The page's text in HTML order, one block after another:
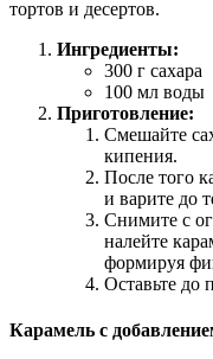
тортов и десертов.
Ингредиенты:
300 г сахара
100 мл воды
Приготовление:
Смешайте
кипения.
После того
и варите до
Снимите с
налейте
формируя
Оставьте до
Карамель с